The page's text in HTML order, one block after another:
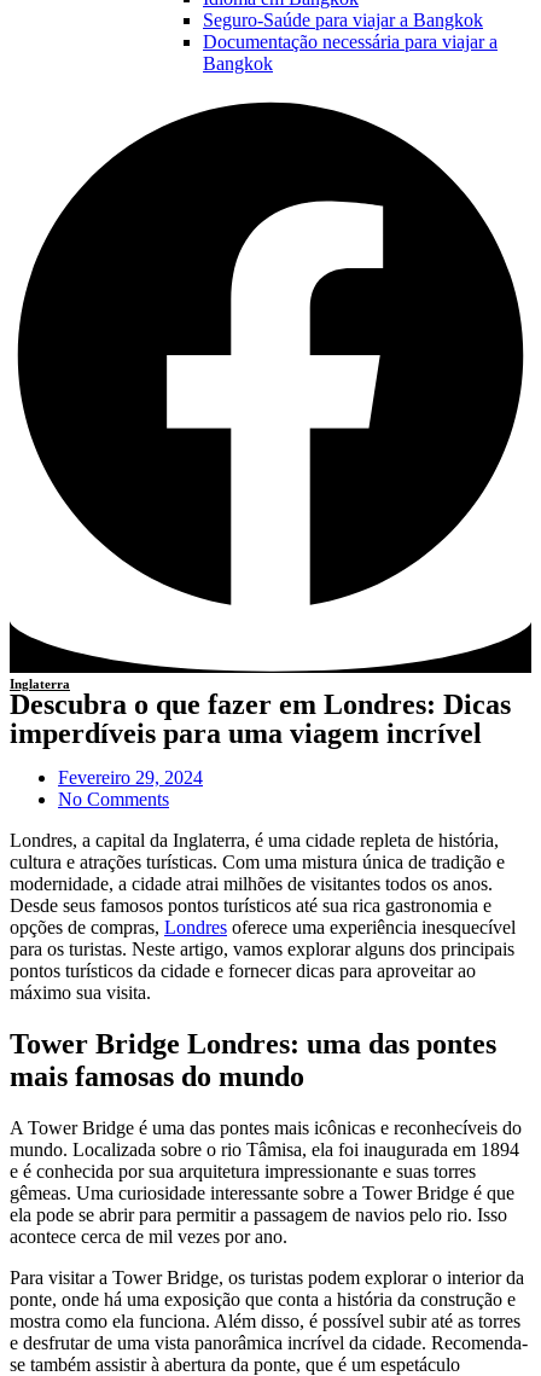
Seguro-Saúde para viajar a Bangkok
Documentação necessária para viajar a
Bangkok
Inglaterra
Descubra o que fazer em Londres: Dicas
imperdíveis para uma viagem incrível
Fevereiro 29, 2024
No Comments
Londres, a capital da Inglaterra, é uma cidade repleta de história,
cultura e atrações turísticas. Com uma mistura única de tradição e
modernidade, a cidade atrai milhões de visitantes todos os anos.
Desde seus famosos pontos turísticos até sua rica gastronomia e
opções de compras, Londres oferece uma experiência inesquecível
para os turistas. Neste artigo, vamos explorar alguns dos principais
pontos turísticos da cidade e fornecer dicas para aproveitar ao
máximo sua visita.
Tower Bridge Londres: uma das pontes
mais famosas do mundo
A Tower Bridge é uma das pontes mais icônicas e reconhecíveis do
mundo. Localizada sobre o rio Tâmisa, ela foi inaugurada em 1894
e é conhecida por sua arquitetura impressionante e suas torres
gêmeas. Uma curiosidade interessante sobre a Tower Bridge é que
ela pode se abrir para permitir a passagem de navios pelo rio. Isso
acontece cerca de mil vezes por ano.
Para visitar a Tower Bridge, os turistas podem explorar o interior da
ponte, onde há uma exposição que conta a história da construção e
mostra como ela funciona. Além disso, é possível subir até as torres
e desfrutar de uma vista panorâmica incrível da cidade. Recomenda-
se também assistir à abertura da ponte, que é um espetáculo